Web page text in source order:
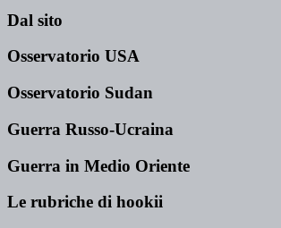
Dal sito
Osservatorio USA
Osservatorio Sudan
Guerra Russo-Ucraina
Guerra in Medio Oriente
Le rubriche di hookii